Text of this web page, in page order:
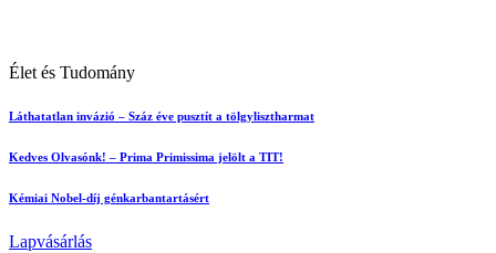
Élet és Tudomány
Láthatatlan invázió – Száz éve pusztít a tölgylisztharmat
Kedves Olvasónk! – Prima Primissima jelölt a TIT!
Kémiai Nobel-díj génkarbantartásért
Lapvásárlás